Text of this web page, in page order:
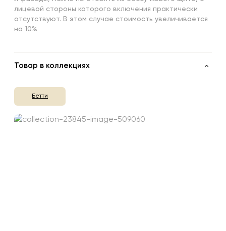
лицевой стороны которого включения практически
отсутствуют. В этом случае стоимость увеличивается
на 10%
Товар в коллекциях
Бетти